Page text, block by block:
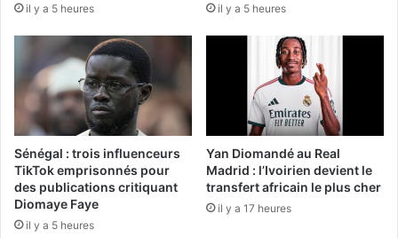
il y a 5 heures il y a 5 heures
Sénégal : trois influenceurs
TikTok emprisonnés pour
des publications critiquant
Diomaye Faye
il y a 5 heures
Yan Diomandé au Real
Madrid : l’Ivoirien devient le
transfert africain le plus cher
il y a 17 heures